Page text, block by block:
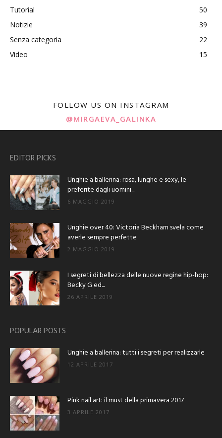
Tutorial
50
Notizie
39
Senza categoria
22
Video
15
FOLLOW US ON INSTAGRAM
@MIRGAEVA_GALINKA
EDITOR PICKS
Unghie a ballerina: rosa, lunghe e sexy, le
preferite dagli uomini...
6 MAGGIO 2019
Unghie over 40: Victoria Beckham svela come
averle sempre perfette
2 MAGGIO 2019
I segreti di bellezza delle nuove regine hip-hop:
Becky G ed...
26 APRILE 2019
POPULAR POSTS
Unghie a ballerina: tutti i segreti per realizzarle
12 APRILE 2017
Pink nail art: il must della primavera 2017
3 APRILE 2017